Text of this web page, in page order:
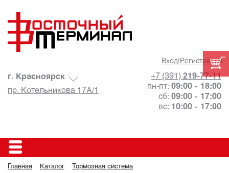
Вход| Регистрация
+7 (391) 219-77-11
пн-пт: 09:00 - 18:00
сб: 09:00 - 17:00
вс: 10:00 - 17:00
г. Красноярск
пр. Котельникова 17А/1
Главная Каталог Тормозная система